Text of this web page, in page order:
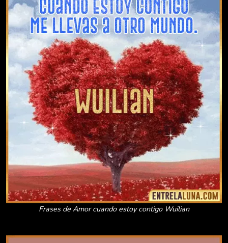
Frases de Amor cuando estoy contigo Wuilian